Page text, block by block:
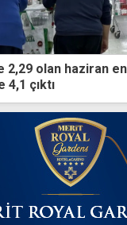
2,29 olan haziran
4,1 çıktı